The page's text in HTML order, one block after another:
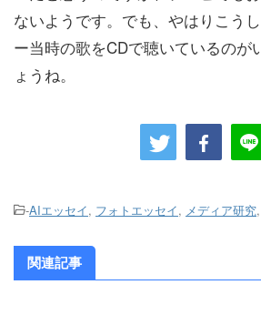
ないようです。でも、やはりこう
ー当時の歌をCDで聴いているのが
ょうね。
-AIエッセイ, フォトエッセイ, メディア研究,
関連記事